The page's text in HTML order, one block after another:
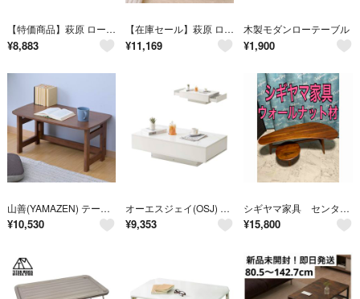
【特価商品】萩原 ローテーブル センターテーブル 机 折りたたみ 完成品 丸型
¥8,883
【在庫セール】萩原 ローテーブル テーブル 楕円 大きめ 幅120 【 アーチ型
¥11,169
木製モダンローテーブル
¥1,900
山善(YAMAZEN) テーブル ローテーブル コンパクト 折り畳み 天然木 完成品 幅70×奥行41×高さ35cm 一人暮らし
¥10,530
オーエスジェイ(OSJ) ローテーブル センターテーブル高級 大理石 収納付き
¥9,353
シギヤマ家具 センターテーブル ローテーブル ダイニングテーブル デザイナー
¥15,800